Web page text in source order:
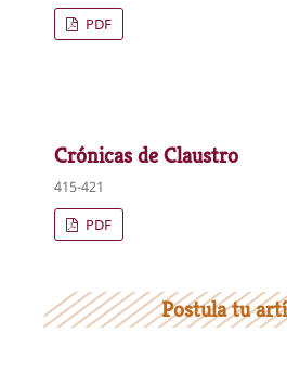
PDF
Crónicas de Claustro
415-421
PDF
Postula tu